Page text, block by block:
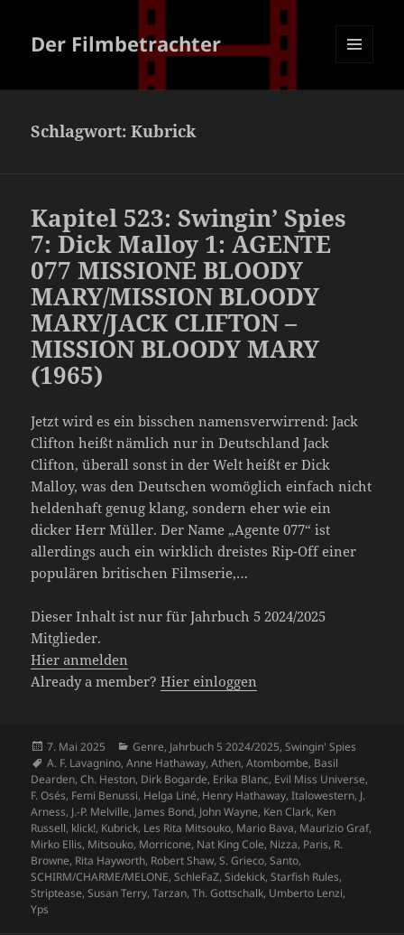
Der Filmbetrachter
Schlagwort:Kubrick
Kapitel 523: Swingin’ Spies
7: Dick Malloy 1: AGENTE
077 MISSIONE BLOODY
MARY/MISSION BLOODY
MARY/JACK CLIFTON –
MISSION BLOODY MARY
(1965)
Jetzt wird es ein bisschen namensverwirrend: Jack
Clifton heißt nämlich nur in Deutschland Jack
Clifton, überall sonst in der Welt heißt er Dick
Malloy, was den Deutschen womöglich einfach nicht
heldenhaft genug klang, sondern eher wie ein
dicker Herr Müller. Der Name „Agente 077“ ist
allerdings auch ein wirklich dreistes Rip-Off einer
populären britischen Filmserie,…
Dieser Inhalt ist nur für Jahrbuch 5 2024/2025
Mitglieder.
Hier anmelden
Already a member?Hier einloggen
Veröffentlicht
am
7. Mai 2025 Kategorien
Genre, Jahrbuch 5 2024/2025,Swingin' Spies
Schlagwörter
A. F. Lavagnino,Anne Hathaway,Athen,Atombombe, Basil
Dearden,Ch. Heston, Dirk Bogarde, Erika Blanc, Evil Miss Universe,
F. Osés, Femi Benussi, Helga Liné, Henry Hathaway,Italowestern, J.
Arness, J.-P. Melville, James Bond, John Wayne, Ken Clark, Ken
Russell, klick!, Kubrick, Les Rita Mitsouko, Mario Bava, Maurizio Graf,
Mirko Ellis, Mitsouko, Morricone, Nat King Cole, Nizza, Paris, R.
Browne, Rita Hayworth, Robert Shaw,S. Grieco,Santo,
SCHIRM/CHARME/MELONE,SchleFaZ,Sidekick,Starfish Rules,
Striptease,Susan Terry,Tarzan,Th. Gottschalk, Umberto Lenzi,
Yps